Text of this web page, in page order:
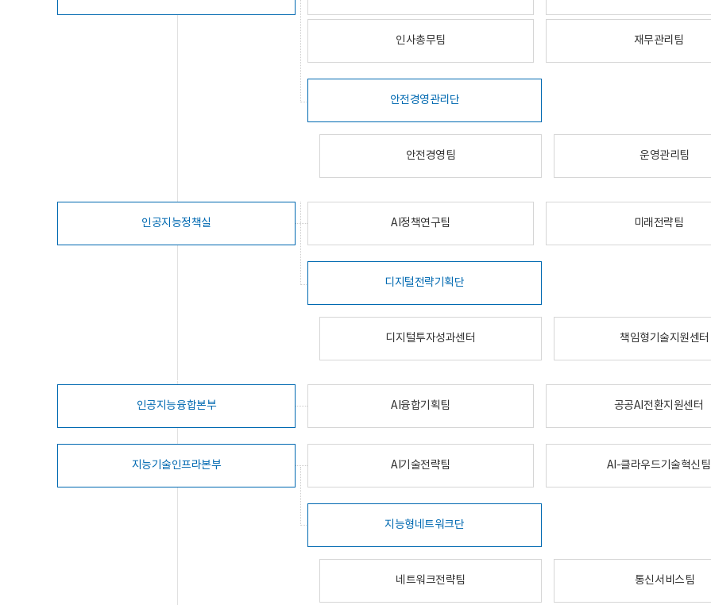
인사총무팀 재무관리팀
안전경영관리단
안전경영팀 운영관리팀
인공지능정책실 AI정책연구팀 미래전략팀
디지털전략기획단
디지털투자성과센터 책임형기술지원센터
인공지능융합본부 AI융합기획팀 공공AI전환지원센터
지능기술인프라본부 AI기술전략팀 AI-클라우드기술혁신팀
지능형네트워크단
네트워크전략팀 통신서비스팀